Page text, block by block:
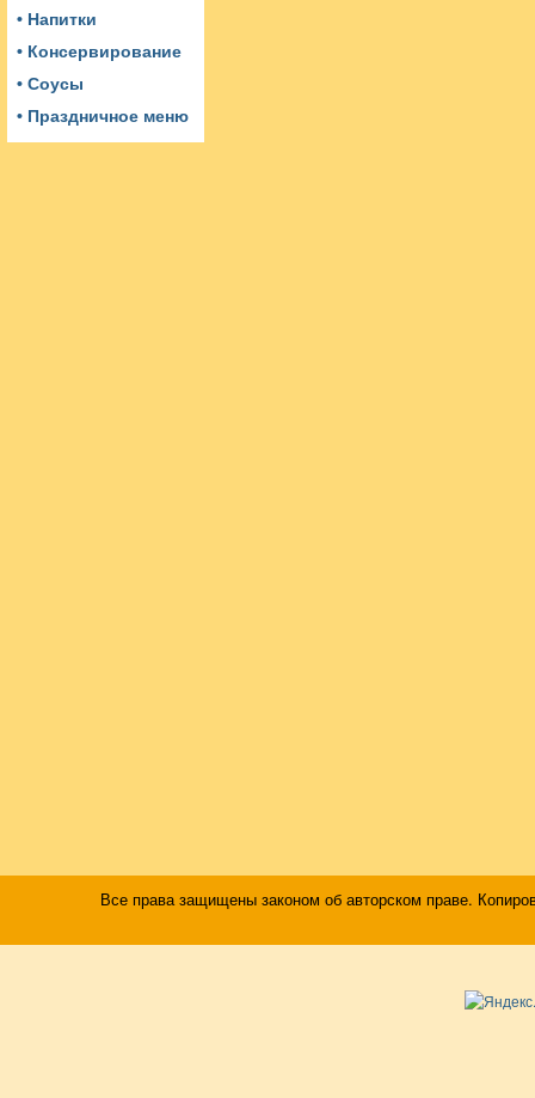
• Напитки
• Консервирование
• Соусы
• Праздничное меню
Все права защищены законом об авторском праве.